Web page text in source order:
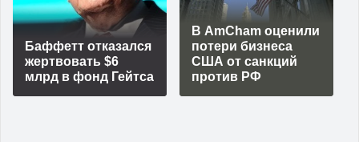
Баффетт отказался
жертвовать $6
млрд в фонд Гейтса
В AmCham оценили
потери бизнеса
США от санкций
против РФ